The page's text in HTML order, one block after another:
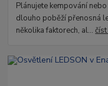
Plánujete kempování
dlouho poběží přenosná
několika faktorech, al...